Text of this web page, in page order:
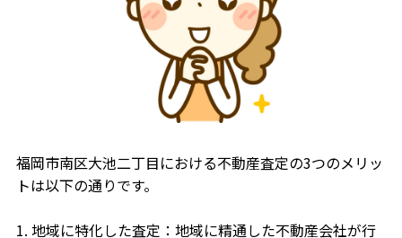
福岡市南区大池二丁目における不動産査定の3つのメリッ
トは以下の通りです。
1. 地域に特化した査定：地域に精通した不動産会社が行